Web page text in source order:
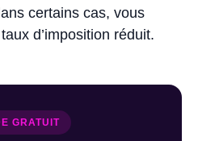
certains cas, vous
d’imposition réduit.
GRATUIT